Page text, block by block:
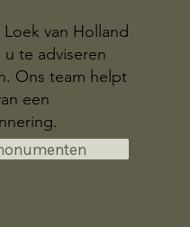
van Holland
te adviseren
Ons team helpt
een